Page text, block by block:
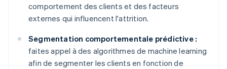
comportement des clients et des facteurs
externes qui influencent l'attrition.
Segmentation comportementale prédictive :
faites appel à des algorithmes de machine learning
afin de segmenter les clients en fonction de